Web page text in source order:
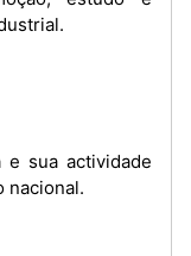
e sua actividade
nacional.